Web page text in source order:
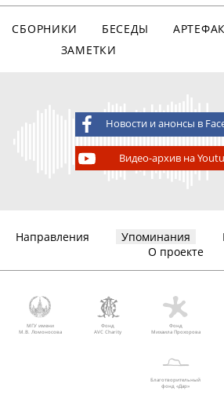
СБОРНИКИ БЕСЕДЫ
ЗАМЕТКИ
Новости и анонсы в
Видео-архив на
Направления Упоминания
О проекте
МГУ имени
М.В. Ломоносова
Фонд
AVC Charity
Фонд
Михаила Прохорова
Благотворительный
фонд «Дар»